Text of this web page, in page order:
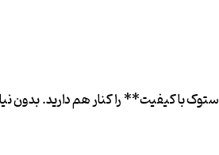
کیفیت** را کنار هم دارید. بدون